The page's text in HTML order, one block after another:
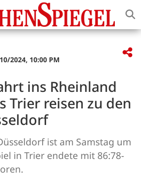
2024, 10:00 PM
ins Rheinland
Trier reisen zu den
ist am Samstag um
in Trier endete mit 86:78-